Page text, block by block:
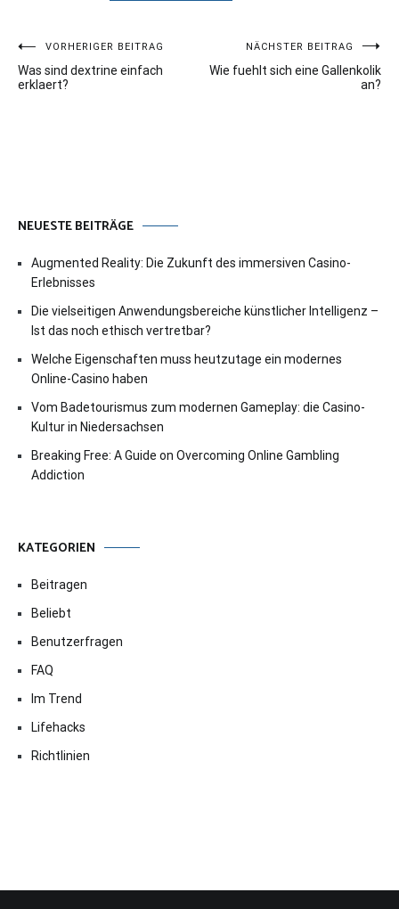
Beitragsnavigation
VORHERIGER BEITRAG
Was sind dextrine einfach
erklaert?
NÄCHSTER BEITRAG
Wie fuehlt sich eine Gallenkolik
an?
NEUESTE BEITRÄGE
Augmented Reality: Die Zukunft des immersiven Casino-
Erlebnisses
Die vielseitigen Anwendungsbereiche künstlicher Intelligenz –
Ist das noch ethisch vertretbar?
Welche Eigenschaften muss heutzutage ein modernes
Online-Casino haben
Vom Badetourismus zum modernen Gameplay: die Casino-
Kultur in Niedersachsen
Breaking Free: A Guide on Overcoming Online Gambling
Addiction
KATEGORIEN
Beitragen
Beliebt
Benutzerfragen
FAQ
Im Trend
Lifehacks
Richtlinien